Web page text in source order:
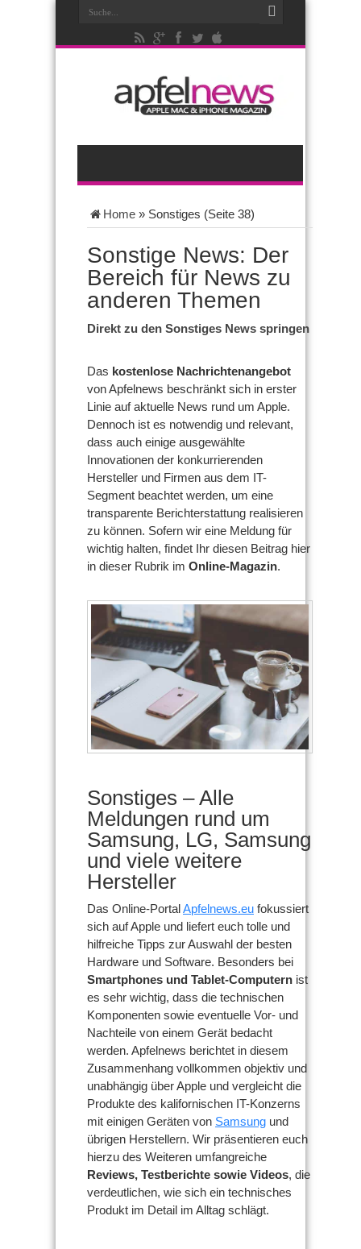
Home » Sonstiges (Seite 38)
Sonstige News: Der
Bereich für News zu
anderen Themen
Direkt zu den Sonstiges News springen
Das kostenlose Nachrichtenangebot
von Apfelnews beschränkt sich in erster
Linie auf aktuelle News rund um Apple.
Dennoch ist es notwendig und relevant,
dass auch einige ausgewählte
Innovationen der konkurrierenden
Hersteller und Firmen aus dem IT-
Segment beachtet werden, um eine
transparente Berichterstattung realisieren
zu können. Sofern wir eine Meldung für
wichtig halten, findet Ihr diesen Beitrag hier
in dieser Rubrik im Online-Magazin.
Sonstiges – Alle
Meldungen rund um
Samsung, LG, Samsung
und viele weitere
Hersteller
Das Online-PortalApfelnews.eu fokussiert
sich auf Apple und liefert euch tolle und
hilfreiche Tipps zur Auswahl der besten
Hardware und Software. Besonders bei
Smartphones und Tablet-Computern ist
es sehr wichtig, dass die technischen
Komponenten sowie eventuelle Vor- und
Nachteile von einem Gerät bedacht
werden. Apfelnews berichtet in diesem
Zusammenhang vollkommen objektiv und
unabhängig über Apple und vergleicht die
Produkte des kalifornischen IT-Konzerns
mit einigen Geräten von Samsung und
übrigen Herstellern. Wir präsentieren euch
hierzu des Weiteren umfangreiche
Reviews, Testberichte sowie Videos, die
verdeutlichen, wie sich ein technisches
Produkt im Detail im Alltag schlägt.